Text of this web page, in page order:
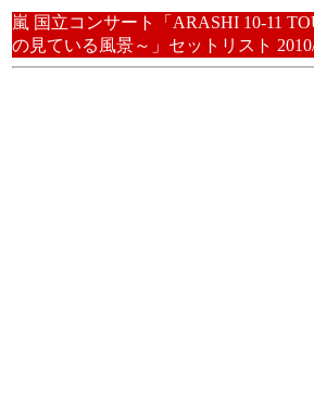
嵐 国立コンサート「ARASHI 10-11
の見ている風景～」セットリスト